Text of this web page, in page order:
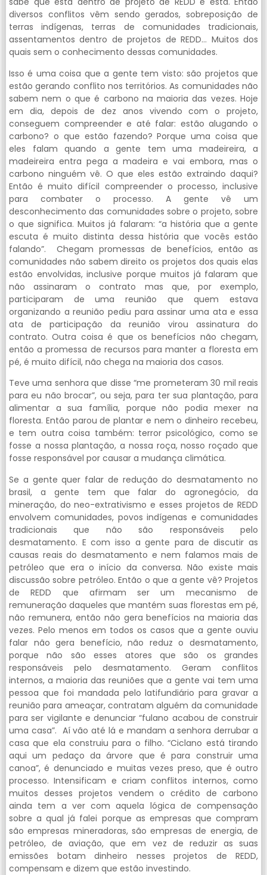
diversos conflitos vêm sendo gerados, sobreposição de
terras indígenas, terras de comunidades tradicionais,
assentamentos dentro de projetos de REDD… Muitos dos
quais sem o conhecimento dessas comunidades.
Isso é uma coisa que a gente tem visto: são projetos que
estão gerando conflito nos territórios. As comunidades não
sabem nem o que é carbono na maioria das vezes. Hoje
em dia, depois de dez anos vivendo com o projeto,
conseguem compreender e até falar: estão alugando o
carbono? o que estão fazendo? Porque uma coisa que
eles falam quando a gente tem uma madeireira, a
madeireira entra pega a madeira e vai embora, mas o
carbono ninguém vê. O que eles estão extraindo daqui?
Então é muito difícil compreender o processo, inclusive
para combater o processo. A gente vê um
desconhecimento das comunidades sobre o projeto, sobre
o que significa. Muitos já falaram: “a história que a gente
escuta é muito distinta dessa história que vocês estão
falando”. Chegam promessas de benefícios, então as
comunidades não sabem direito os projetos dos quais elas
estão envolvidas, inclusive porque muitos já falaram que
não assinaram o contrato mas que, por exemplo,
participaram de uma reunião que quem estava
organizando a reunião pediu para assinar uma ata e essa
ata de participação da reunião virou assinatura do
contrato. Outra coisa é que os benefícios não chegam,
então a promessa de recursos para manter a floresta em
pé, é muito difícil, não chega na maioria dos casos.
Teve uma senhora que disse “me prometeram 30 mil reais
para eu não brocar”, ou seja, para ter sua plantação, para
alimentar a sua família, porque não podia mexer na
floresta. Então parou de plantar e nem o dinheiro recebeu,
e tem outra coisa também: terror psicológico, como se
fosse a nossa plantação, a nossa roça, nosso roçado que
fosse responsável por causar a mudança climática.
Se a gente quer falar de redução do desmatamento no
brasil, a gente tem que falar do agronegócio, da
mineração, do neo-extrativismo e esses projetos de REDD
envolvem comunidades, povos indígenas e comunidades
tradicionais que não são responsáveis pelo
desmatamento. E com isso a gente para de discutir as
causas reais do desmatamento e nem falamos mais de
petróleo que era o início da conversa. Não existe mais
discussão sobre petróleo. Então o que a gente vê? Projetos
de REDD que afirmam ser um mecanismo de
remuneração daqueles que mantém suas florestas em pé,
não remunera, então não gera benefícios na maioria das
vezes. Pelo menos em todos os casos que a gente ouviu
falar não gera benefício, não reduz o desmatamento,
porque não são esses atores que são os grandes
responsáveis pelo desmatamento. Geram conflitos
internos, a maioria das reuniões que a gente vai tem uma
pessoa que foi mandada pelo latifundiário para gravar a
reunião para ameaçar, contratam alguém da comunidade
para ser vigilante e denunciar “fulano acabou de construir
uma casa”. Aí vão até lá e mandam a senhora derrubar a
casa que ela construiu para o filho. “Ciclano está tirando
aqui um pedaço da árvore que é para construir uma
canoa”, é denunciado e muitas vezes preso, que é outro
processo. Intensificam e criam conflitos internos, como
muitos desses projetos vendem o crédito de carbono
ainda tem a ver com aquela lógica de compensação
sobre a qual já falei porque as empresas que compram
são empresas mineradoras, são empresas de energia, de
petróleo, de aviação, que em vez de reduzir as suas
emissões botam dinheiro nesses projetos de REDD,
compensam e dizem que estão investindo.